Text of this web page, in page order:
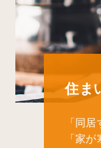
住ま
「同
「家